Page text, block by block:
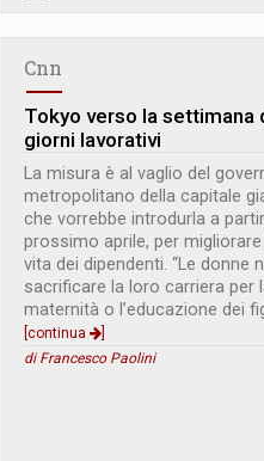
Cnn
Tokyo verso la settimana
giorni lavorativi
La misura è al vaglio del
metropolitano della capitale
che vorrebbe introdurla a
prossimo aprile, per
vita dei dipendenti. “Le donne
sacrificare la loro carriera per
maternità o l’educazione dei
[continua
]
di Francesco Paolini